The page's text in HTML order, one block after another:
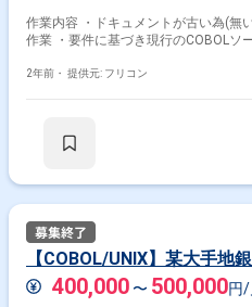
作業内容 ・ドキュメントが古い為(無
作業 ・要件に基づき現行の
2年前・ 提供元: フリコン
【COBOL/UNIX】某大手地
400,000 〜 500,000円/